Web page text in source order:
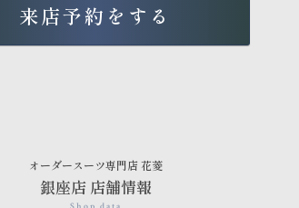
来店予約をする
オーダースーツ専門店 花菱
銀座店 店舗情報